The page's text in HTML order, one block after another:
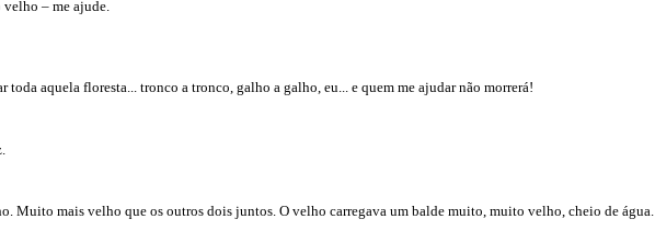
velho – me ajude.
toda aquela floresta... tronco a tronco, galho a galho, eu... e quem me ajudar não morrerá!
Muito mais velho que os outros dois juntos. O velho carregava um balde muito, muito velho, cheio de água.